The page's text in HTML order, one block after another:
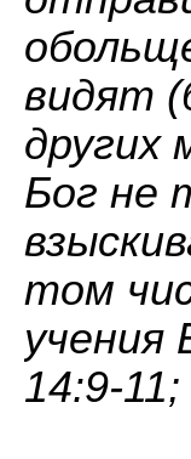
видят
других
Бог не
том
14:9-